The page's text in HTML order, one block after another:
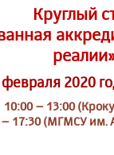
Круглый
2020
10:00 – 13:00
– 17:30 (МГМСУ им.